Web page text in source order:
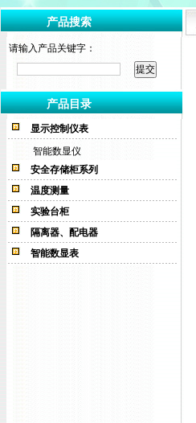
产品搜索
请输入产品关键字：
产品目录
显示控制仪表
智能数显仪
安全存储柜系列
温度测量
实验台柜
隔离器、配电器
智能数显表